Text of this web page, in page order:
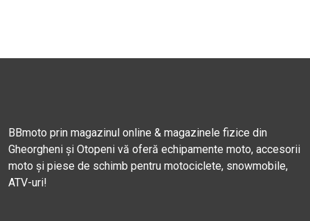
BBmoto prin magazinul online & magazinele fizice din
Gheorgheni și Otopeni vă oferă echipamente moto, accesorii
moto și piese de schimb pentru motociclete, snowmobile,
ATV-uri!